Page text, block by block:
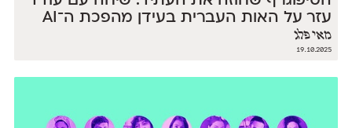
עזר על האות העברית בעידן מהפכת ה־AI
מאי פלג
19.10.2025